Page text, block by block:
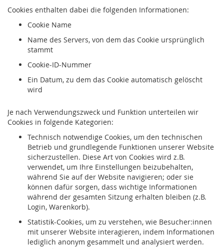
Cookies enthalten dabei die folgenden Informationen:
Cookie Name
Name des Servers, von dem das Cookie ursprünglich
stammt
Cookie-ID-Nummer
Ein Datum, zu dem das Cookie automatisch gelöscht
wird
Je nach Verwendungszweck und Funktion unterteilen wir
Cookies in folgende Kategorien:
Technisch notwendige Cookies, um den technischen
Betrieb und grundlegende Funktionen unserer Website
sicherzustellen. Diese Art von Cookies wird z.B.
verwendet, um Ihre Einstellungen beizubehalten,
während Sie auf der Website navigieren; oder sie
können dafür sorgen, dass wichtige Informationen
während der gesamten Sitzung erhalten bleiben (z.B.
Login, Warenkorb).
Statistik-Cookies, um zu verstehen, wie Besucher:innen
mit unserer Website interagieren, indem Informationen
lediglich anonym gesammelt und analysiert werden.